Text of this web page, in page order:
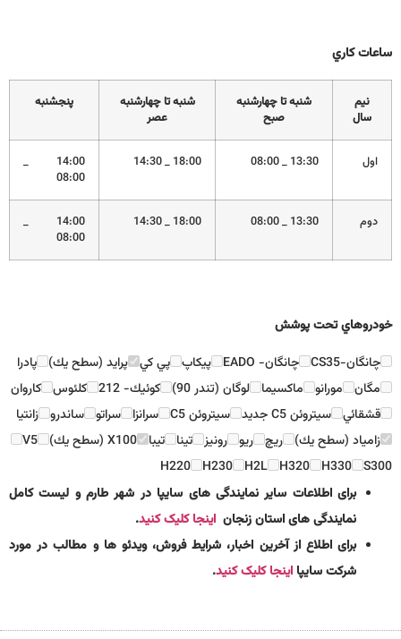
ساعات كاري
نيم
سال
شنبه تا چهارشنبه
صبح
شنبه تا چهارشنبه
عصر
پنجشنبه
اول 13:30 _ 08:00
18:00 _ 14:30
14:00 _
08:00
دوم 13:30 _ 08:00
18:00 _ 14:30
14:00 _
08:00
خودروهاي تحت پوشش
چانگان-CS35
چانگان- EADO پيكاپ پي كي پرايد (سطح يك) پادرا
مگان مورانو ماكسيما لوگان (تندر 90) كوئيك- 212 كلئوس كاروان
قشقائي سيتروئن C5 جديد سيتروئن C5 سرانزا سراتو ساندرو زانتيا
زامياد (سطح يك) ريچ ريو رونيز تينا تيبا X100 (سطح يك)
V5
S300
H330
H320
H2L
H230
H220
برای اطلاعات سایر نمایندگی های سایپا در شهر طارم و لیست کامل
نمایندگی های استان زنجان اینجا کلیک کنید.
برای اطلاع از آخرین اخبار، شرایط فروش، ویدئو ها و مطالب در مورد
شرکت سایپااینجا کلیک کنید.